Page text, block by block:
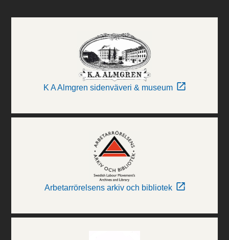
K A Almgren sidenväveri & museum
Arbetarrörelsens arkiv och bibliotek